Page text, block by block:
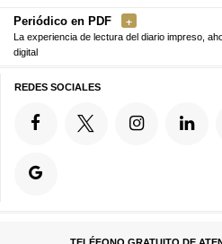
Periódico en PDF
La experiencia de lectura del diario impreso,
digital
REDES SOCIALES